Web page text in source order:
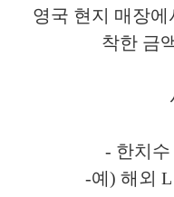
영국 현지 매장에
착한 금
- 한치
-예) 해외